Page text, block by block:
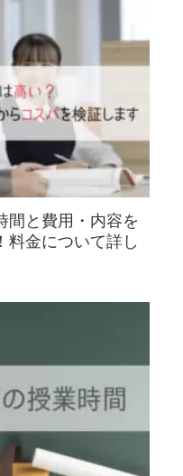
間と費用・内容を
料金について詳し